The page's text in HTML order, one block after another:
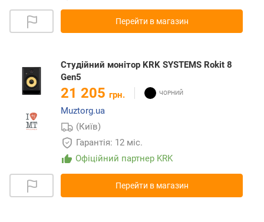
Перейти в магазин
Студійний монітор KRK SYSTEMS Rokit 8
Gen5
21 205 грн.
Muztorg.ua
(Київ)
Гарантія: 12 міс.
Офіційний партнер KRK
Перейти в магазин